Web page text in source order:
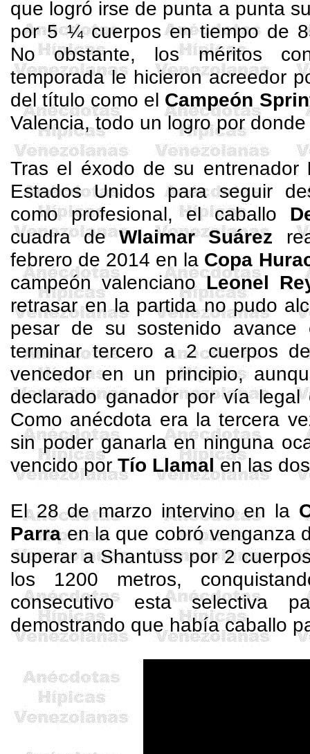
que logró irse de punta a punta
por 5 ¼ cuerpos en tiempo de
No obstante, los méritos
temporada le hicieron acreedor
del título como el Campeón
Valencia, todo un logro por
Tras el éxodo de su entrenador
Estados Unidos para seguir
como profesional, el caballo
cuadra deWlaimarSuárez
febrero de 2014 en la Copa
campeón valencianoLeonel
retrasar en la partida no pudo
pesar de su sostenido
terminar tercero a 2 cuerpos
vencedor en un principio,
declarado ganador por vía
Como anécdota era la tercera
sin poder ganarla en ninguna
vencido porTío Llamalen las
El 28 de marzo intervino en la
Parraen la que cobró venganza
superar aShantusspor 2
los 1200 metros,
consecutivo esta selectiva
demostrando que había caballo